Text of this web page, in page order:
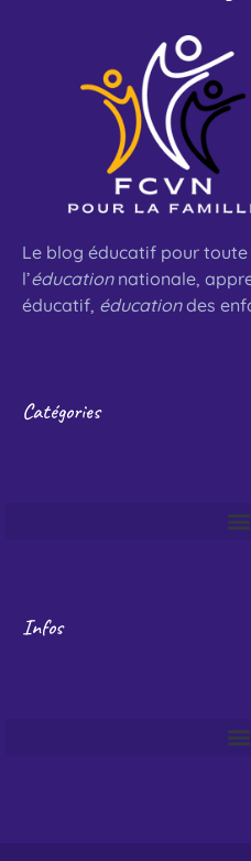
Le blog éducatif pour toute
l’éducationnationale,
éducatif, éducationdes
Catégories
Infos